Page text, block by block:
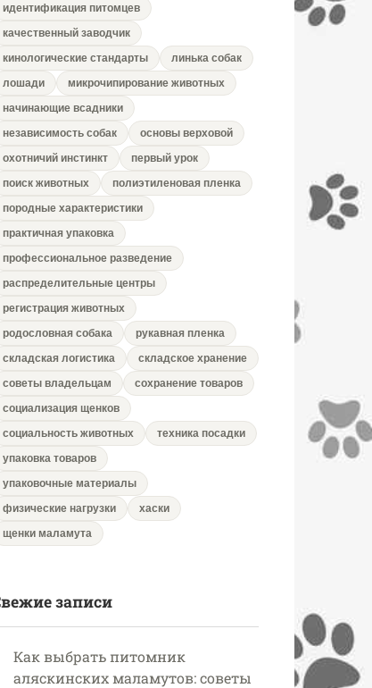
идентификация питомцев
качественный заводчик
кинологические стандарты
линька собак
лошади
микрочипирование животных
начинающие всадники
независимость собак
основы верховой
охотничий инстинкт
первый урок
поиск животных
полиэтиленовая пленка
породные характеристики
практичная упаковка
профессиональное разведение
распределительные центры
регистрация животных
родословная собака
рукавная пленка
складская логистика
складское хранение
советы владельцам
сохранение товаров
социализация щенков
социальность животных
техника посадки
упаковка товаров
упаковочные материалы
физические нагрузки
хаски
щенки маламута
записи
Как выбрать питомник
аляскинских маламутов: советы